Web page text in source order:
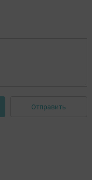
Отправить